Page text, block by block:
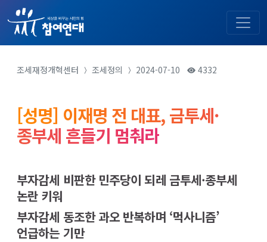
조세재정개혁센터 조세정의 2024-07-10 4332
[성명] 이재명 전 대표, 금투세·
종부세 흔들기 멈춰라
부자감세 비판한 민주당이 되레 금투세·종부세
논란 키워
부자감세 동조한 과오 반복하며 ‘먹사니즘’
언급하는 기만